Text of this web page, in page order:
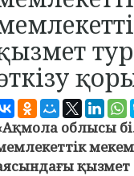
Ақмола облысы
қызмет